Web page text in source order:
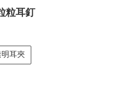
粒耳釘
明耳夾